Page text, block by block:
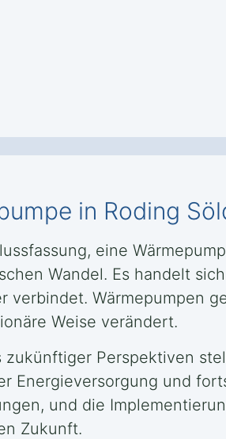
in Roding
eine
Wandel. Es handelt
verbindet. Wärmepumpen
Weise verändert.
zukünftiger Perspektiven
Energieversorgung und
und die
Zukunft.